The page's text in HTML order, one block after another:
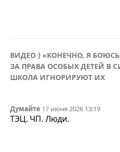
ВИДЕО ⟩ «КОНЕЧНО, Я
ЗА ПРАВА ОСОБЫХ ДЕТЕЙ В
ШКОЛА ИГНОРИРУЮТ ИХ
Думайте 17 июня 2026 13:19
ТЭЦ. ЧП. Люди.